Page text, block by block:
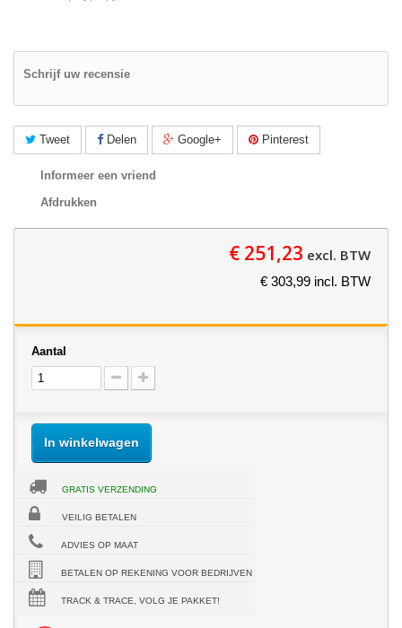
Schrijf uw recensie
Tweet Delen Google+ Pinterest
Informeer een vriend
Afdrukken
€ 251,23 excl. BTW
€ 303,99 incl. BTW
Aantal
In winkelwagen
GRATIS VERZENDING
VEILIG BETALEN
ADVIES OP MAAT
BETALEN OP REKENING VOOR BEDRIJVEN
TRACK & TRACE, VOLG JE PAKKET!